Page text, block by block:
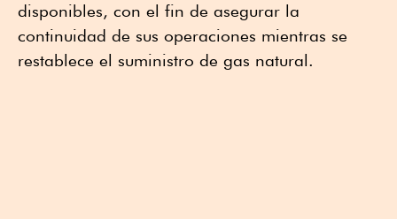
disponibles, con el fin de asegurar la
continuidad de sus operaciones mientras se
restablece el suministro de gas natural.